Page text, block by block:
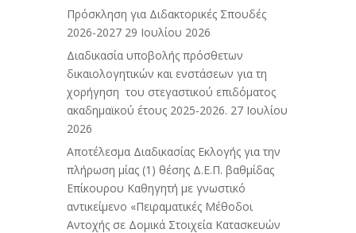
Πρόσκληση για Διδακτορικές Σπουδές
2026-2027 29 Ιουλίου 2026
Διαδικασία υποβολής πρόσθετων
δικαιολογητικών και ενστάσεων για τη
χορήγηση του στεγαστικού επιδόματος
ακαδημαϊκού έτους 2025-2026. 27 Ιουλίου
2026
Αποτέλεσμα Διαδικασίας Εκλογής για την
πλήρωση μίας (1) θέσης Δ.Ε.Π. βαθμίδας
Επίκουρου Καθηγητή με γνωστικό
αντικείμενο «Πειραματικές Μέθοδοι
Αντοχής σε Δομικά Στοιχεία Κατασκευών